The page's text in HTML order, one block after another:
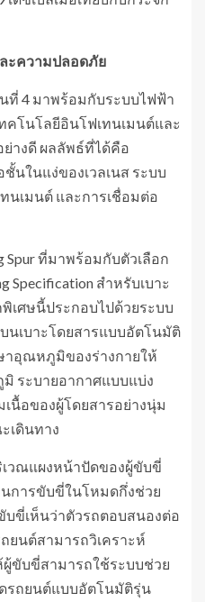
ะความปลอดภัย
ชันที่ 4 มาพร้อมกับระบบไฟฟ้า
คโนโลยีอินโฟเทนเมนต์และ
างดี ผลลัพธ์ที่ได้คือ
นในแง่ของเวลเนส ระบบ
นเมนต์ และการเชื่อมต่อ
Spur ที่มาพร้อมกับตัวเลือก
Specification สำหรับเบาะ
เศษนี้ประกอบไปด้วยระบบ
เบาะโดยสารแบบอัตโนมัติ
าอุณหภูมิของร่างกายให้
ระบายอากาศแบบแบ่ง
นื้อของผู้โดยสารอย่างนุ่ม
เดินทาง
วณแผงหน้าปัดของผู้ขับขี่
นการขับขี่ในโหมดกึ่งช่วย
บขี่เห็นว่าตัวรถตอบสนองต่อ
ยนต์สามารถวิเคราะห์
ขับขี่สามารถใช้ระบบช่วย
รถยนต์แบบอัตโนมัติรุ่น